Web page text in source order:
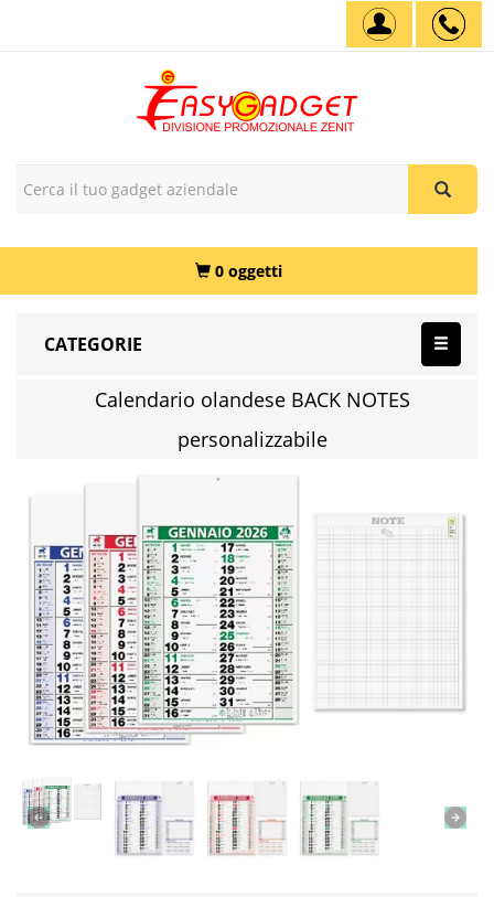
0 oggetti
CATEGORIE
Calendario olandese BACK NOTES
personalizzabile